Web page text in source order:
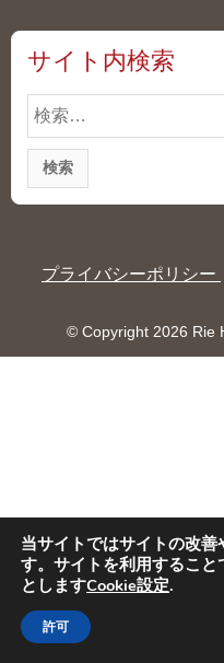
サイト内検索
検
索:
プライバシーポリシー
© Copyright 2026 Rie
当サイトではサイトの改
す。サイトを利用するこ
としますCookie設定.
許可